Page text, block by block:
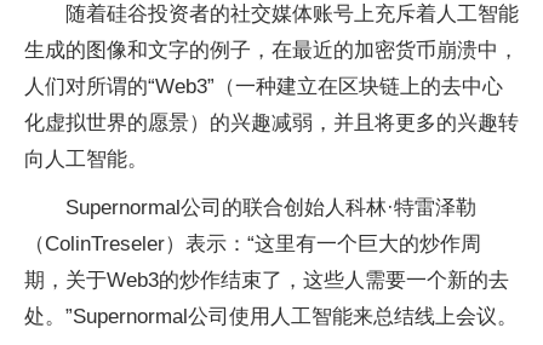
随着硅谷投资者的社交媒体账号上充斥着人工智能
生成的图像和文字的例子，在最近的加密货币崩溃中，
人们对所谓的“Web3”（一种建立在区块链上的去中心
化虚拟世界的愿景）的兴趣减弱，并且将更多的兴趣转
向人工智能。
Supernormal公司的联合创始人科林·特雷泽勒
（ColinTreseler）表示：“这里有一个巨大的炒作周
期，关于Web3的炒作结束了，这些人需要一个新的去
处。”Supernormal公司使用人工智能来总结线上会议。